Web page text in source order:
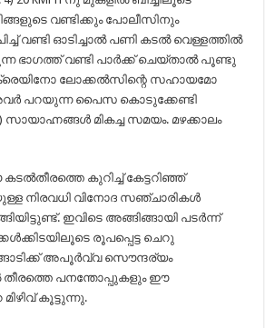
വണ്ടിക്കും പോലീസിനും
വണ്ടി ഓടിച്ചാൽ പണി കടൽ വെള്ളത്തിൽ
ഭാഗത്ത് വണ്ടി പാർക്ക് ചെയ്‌താൽ പൂണ്ടു
ലോക്കൽസിന്റെ സഹായമോ
പറയുന്ന പൈസ കൊടുക്കേണ്ടി
മികച്ച സമയം. മഴക്കാലം
കുറിച്ച് കേട്ടറിഞ്ഞ്
നിരവധി വിനോദ സഞ്ചാരികള്‍
ഇവിടെ അങ്ങിങ്ങായി പടര്‍ന്ന്
രൂപപ്പെട്ട ചെറു
അപൂര്‍വ്വ സൌന്ദര്യം
തീരത്തെ പനന്തോപ്പുകളും ഈ
കൂട്ടുന്നു.